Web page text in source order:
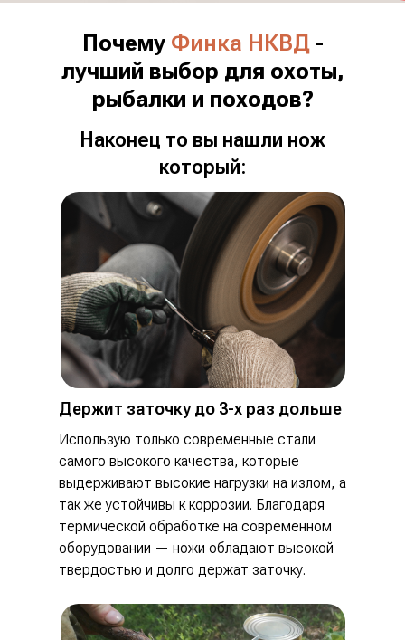
Наконец то вы нашли нож
который:
Почему Финка НКВД-
лучший выбор для охоты,
рыбалки и походов?
Держит заточку до 3-х раз дольше
Использую только современные стали
самого высокого качества, которые
выдерживают высокие нагрузки на излом, а
так же устойчивы к коррозии. Благодаря
термической обработке на современном
оборудовании — ножи обладают высокой
твердостью и долго держат заточку.